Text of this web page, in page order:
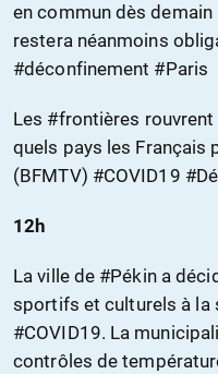
en commun dès
restera néanmoins
#déconfinement #Paris
Les #frontières rouvrent
quels pays les Français
(BFMTV) #COVID19
12h
La ville de #Pékin a
sportifs et culturels à la
#COVID19. La
contrôles de